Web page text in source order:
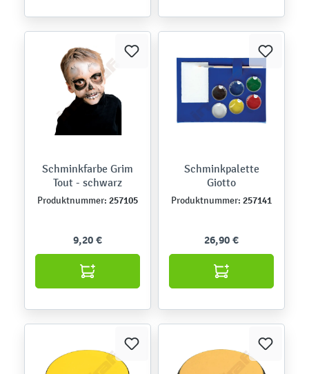
Schminkfarbe Grim
Tout - schwarz
Produktnummer: 257105
9,20 €
Schminkpalette
Giotto
Produktnummer: 257141
26,90 €